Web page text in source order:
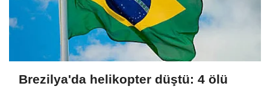
Brezilya'da helikopter düştü: 4 ölü